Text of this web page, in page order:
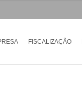
FISCALIZAÇÃO